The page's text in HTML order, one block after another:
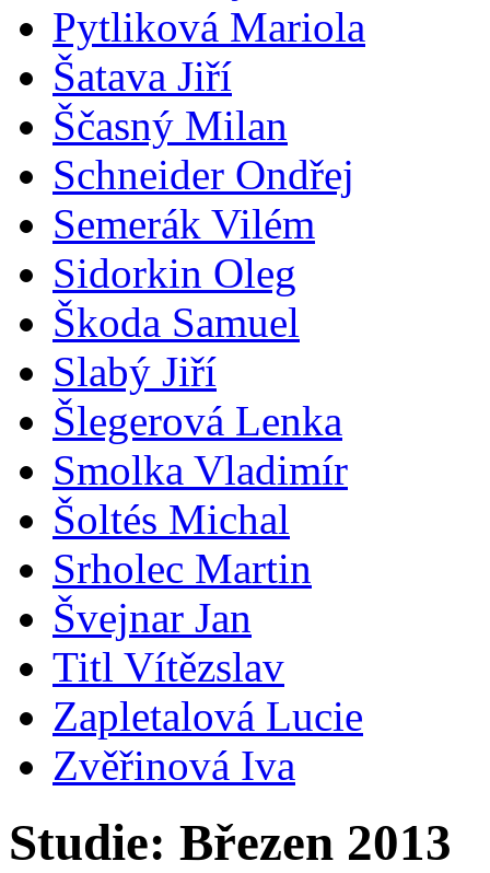
Pytliková Mariola
Šatava Jiří
Ščasný Milan
Schneider Ondřej
Semerák Vilém
Sidorkin Oleg
Škoda Samuel
Slabý Jiří
Šlegerová Lenka
Smolka Vladimír
Šoltés Michal
Srholec Martin
Švejnar Jan
Titl Vítězslav
Zapletalová Lucie
Zvěřinová Iva
Studie: Březen 2013